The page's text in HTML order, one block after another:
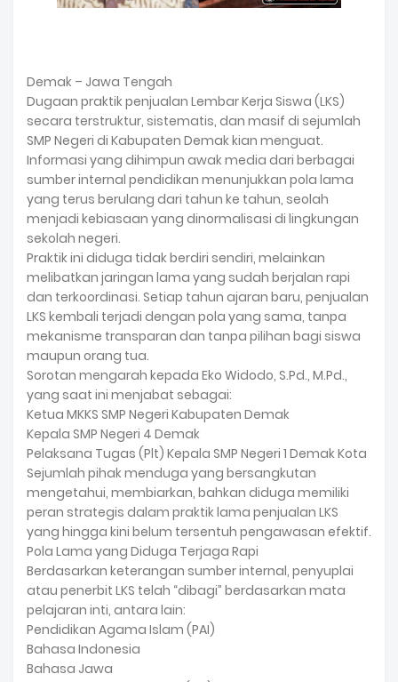
Demak – Jawa Tengah
Dugaan praktik penjualan Lembar Kerja Siswa (LKS)
secara terstruktur, sistematis, dan masif di sejumlah
SMP Negeri di Kabupaten Demak kian menguat.
Informasi yang dihimpun awak media dari berbagai
sumber internal pendidikan menunjukkan pola lama
yang terus berulang dari tahun ke tahun, seolah
menjadi kebiasaan yang dinormalisasi di lingkungan
sekolah negeri.
Praktik ini diduga tidak berdiri sendiri, melainkan
melibatkan jaringan lama yang sudah berjalan rapi
dan terkoordinasi. Setiap tahun ajaran baru, penjualan
LKS kembali terjadi dengan pola yang sama, tanpa
mekanisme transparan dan tanpa pilihan bagi siswa
maupun orang tua.
Sorotan mengarah kepada Eko Widodo, S.Pd., M.Pd.,
yang saat ini menjabat sebagai:
Ketua MKKS SMP Negeri Kabupaten Demak
Kepala SMP Negeri 4 Demak
Pelaksana Tugas (Plt) Kepala SMP Negeri 1 Demak Kota
Sejumlah pihak menduga yang bersangkutan
mengetahui, membiarkan, bahkan diduga memiliki
peran strategis dalam praktik lama penjualan LKS
yang hingga kini belum tersentuh pengawasan efektif.
Pola Lama yang Diduga Terjaga Rapi
Berdasarkan keterangan sumber internal, penyuplai
atau penerbit LKS telah “dibagi” berdasarkan mata
pelajaran inti, antara lain:
Pendidikan Agama Islam (PAI)
Bahasa Indonesia
Bahasa Jawa